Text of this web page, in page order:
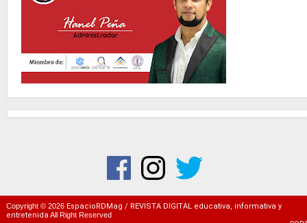
Copyright © 2026 EspacioRDMag / REVISTA DIGITAL educativa, informativa y
entretenidaAll Right Reserved